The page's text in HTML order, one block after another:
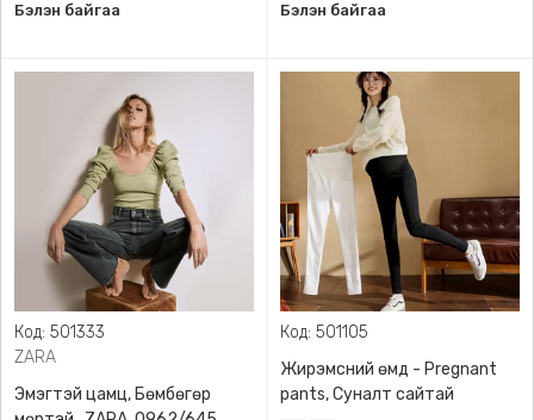
Бэлэн байгаа Бэлэн байгаа
Код: 501333
ZARA
Эмэгтэй цамц, Бөмбөгөр
Код: 501105
Жирэмсний өмд - Pregnant
pants, Суналт сайтай